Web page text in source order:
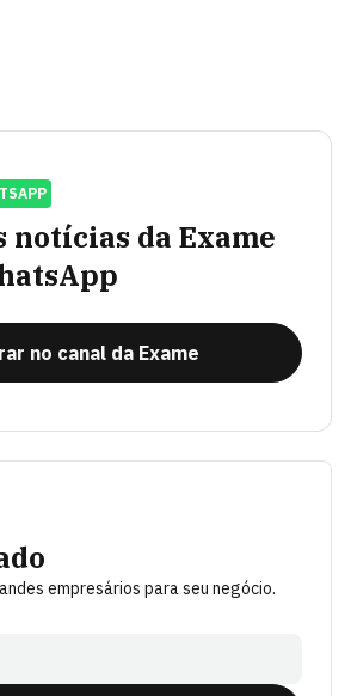
notícias da Exame
no canal da Exame
empresários para seu negócio.